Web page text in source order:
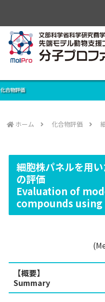
ホーム 化合物評価
細胞株パネルを用
の評価
Evaluation of
compounds
【概要】
Summary